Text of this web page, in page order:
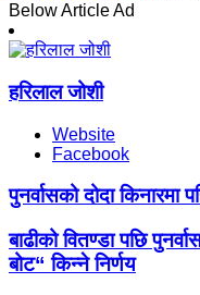
Below Article Ad
हरिलाल जोशी
Website
Facebook
पुनर्वासको दोदा
बाढीको वितण्डा पछि
बोट“ किन्ने निर्णय